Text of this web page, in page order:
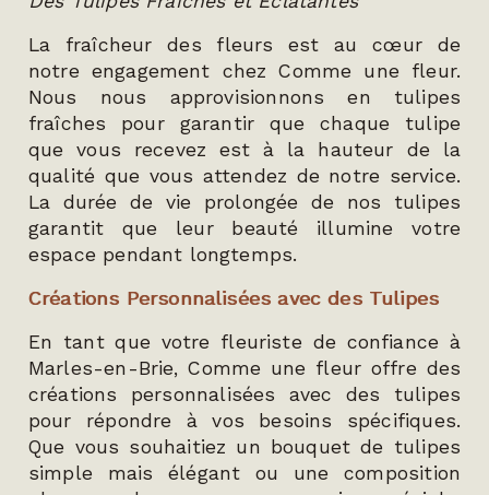
La fraîcheur des fleurs est au cœur de
notre engagement chez Comme une fleur.
Nous nous approvisionnons en tulipes
fraîches pour garantir que chaque tulipe
que vous recevez est à la hauteur de la
qualité que vous attendez de notre service.
La durée de vie prolongée de nos tulipes
garantit que leur beauté illumine votre
espace pendant longtemps.
Créations Personnalisées avec des Tulipes
En tant que votre fleuriste de confiance à
Marles-en-Brie, Comme une fleur offre des
créations personnalisées avec des tulipes
pour répondre à vos besoins spécifiques.
Que vous souhaitiez un bouquet de tulipes
simple mais élégant ou une composition